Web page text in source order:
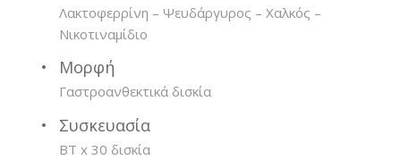
Λακτοφερρίνη – Ψευδάργυρος – Χαλκός –
Νικοτιναμίδιο
Μορφή
Γαστροανθεκτικά δισκία
Συσκευασία
ΒΤ x 30 δισκία